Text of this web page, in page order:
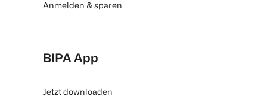
Anmelden & sparen
BIPA App
Jetzt downloaden